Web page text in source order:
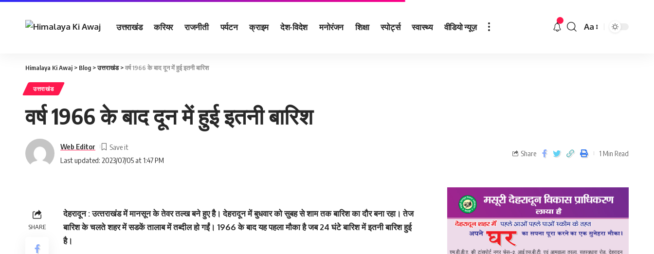
उत्तराखंड करियर राजनीती पर्यटन क्राइम देश-विदेश मनोरंजन शिक्षा स्पोर्ट्स स्वास्थ्य वीडियो न्यूज़ Aa
Himalaya Ki Awaj > Blog >उत्तराखंड>वर्ष 1966 के बाद दून में हुई इतनी बारिश
उत्तराखंड
वर्ष 1966 के बाद दून में हुई इतनी बारिश
Last updated: 2023/07/05 at 1:47 PM
Web Editor
Share 1 Min Read
SHARE
देहरादून : उत्‍तराखंड में मानसून के तेवर तल्‍ख बने हुए हैै। देहरादून में बुधवार को सुबह से शाम तक बारिश का दौर बना रहा। तेज
बारिश के चलते शहर में सडकें तालाब में तब्‍दील हो गईं। 1966 के बाद यह पहला मौका है जब 24 घंटेे बारिश में इतनी बारिश हुई
है।